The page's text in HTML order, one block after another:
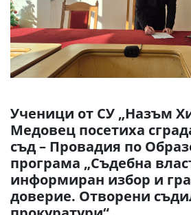
Ученици от СУ „Назъм
Медовец посетиха
съд – Провадия по
програма „Съдебна
информиран избор и
доверие. Отворени